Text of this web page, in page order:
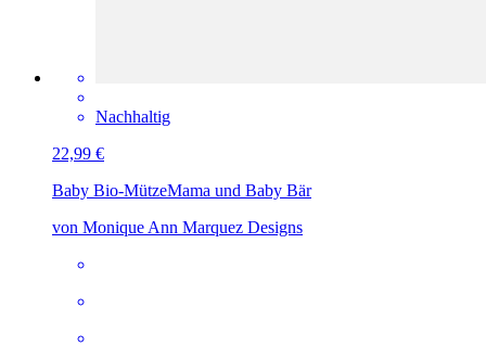
Nachhaltig
22,99 €
Baby Bio-MützeMama und Baby Bär
von Monique Ann Marquez Designs